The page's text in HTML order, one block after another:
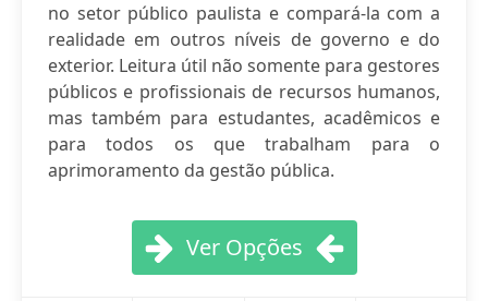
no setor público paulista e compará-la com a
realidade em outros níveis de governo e do
exterior. Leitura útil não somente para gestores
públicos e profissionais de recursos humanos,
mas também para estudantes, acadêmicos e
para todos os que trabalham para o
aprimoramento da gestão pública.
Ver Opções